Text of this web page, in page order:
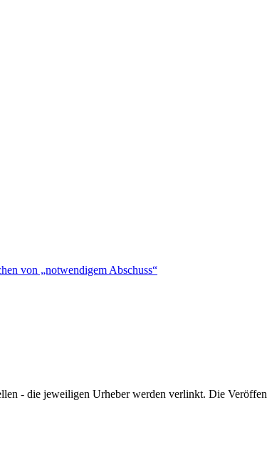
von „notwendigem Abschuss“
- die jeweiligen Urheber werden verlinkt. Die